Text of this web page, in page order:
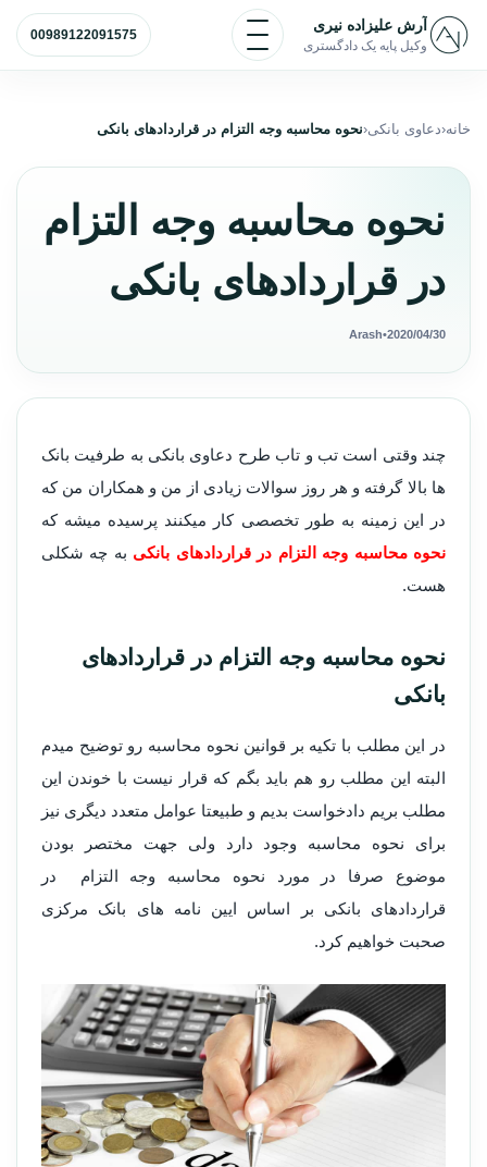
پرش به محتوا
آرش علیزاده نیری
وکیل پایه یک دادگستری
باز و بسته کردن منو
00989122091575
خانه دعاوی بانکی نحوه محاسبه وجه التزام در قراردادهای بانکی
نحوه محاسبه وجه التزام
در قراردادهای بانکی
2020/04/30
•
Arash
چند وقتی است تب و تاب طرح دعاوی بانکی به طرفیت بانک
ها بالا گرفته و هر روز سوالات زیادی از من و همکاران من که
در این زمینه به طور تخصصی کار میکنند پرسیده میشه که
نحوه محاسبه وجه التزام در قراردادهای بانکی به چه شکلی
هست.
نحوه محاسبه وجه التزام در قراردادهای
بانکی
در این مطلب با تکیه بر قوانین نحوه محاسبه رو توضیح میدم
البته این مطلب رو هم باید بگم که قرار نیست با خوندن این
مطلب بریم دادخواست بدیم و طبیعتا عوامل متعدد دیگری نیز
برای نحوه محاسبه وجود دارد ولی جهت مختصر بودن
موضوع صرفا در مورد نحوه محاسبه وجه التزام در
قراردادهای بانکی بر اساس ایین نامه های بانک مرکزی
صحبت خواهیم کرد.